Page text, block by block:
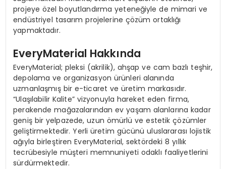
projeye özel boyutlandırma yeteneğiyle de mimari ve
endüstriyel tasarım projelerine çözüm ortaklığı
yapmaktadır.
EveryMaterial Hakkında
EveryMaterial; pleksi (akrilik), ahşap ve cam bazlı teşhir,
depolama ve organizasyon ürünleri alanında
uzmanlaşmış bir e-ticaret ve üretim markasıdır.
“Ulaşılabilir Kalite” vizyonuyla hareket eden firma,
perakende mağazalarından ev yaşam alanlarına kadar
geniş bir yelpazede, uzun ömürlü ve estetik çözümler
geliştirmektedir. Yerli üretim gücünü uluslararası lojistik
ağıyla birleştiren EveryMaterial, sektördeki 8 yıllık
tecrübesiyle müşteri memnuniyeti odaklı faaliyetlerini
sürdürmektedir.